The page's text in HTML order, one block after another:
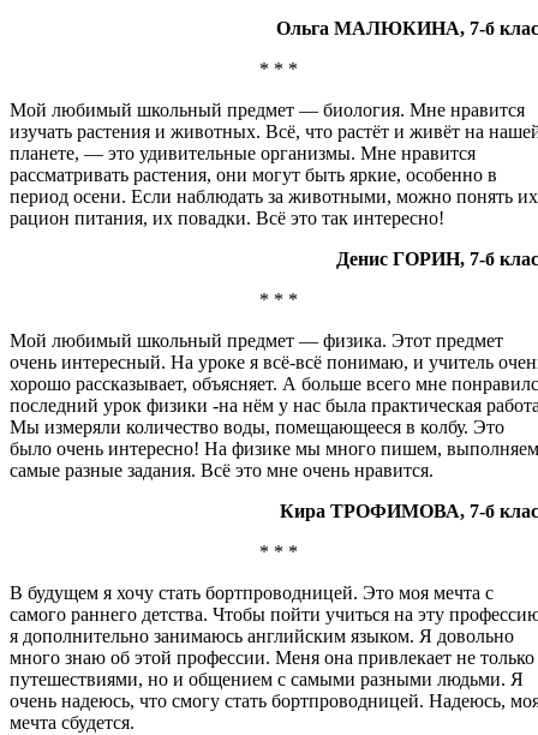
Ольга МАЛЮКИНА, 7-б
* * *
Мой любимый школьный предмет — биология. Мне нравится
изучать растения и животных. Всё, что растёт и живёт на
планете, — это удивительные организмы. Мне нравится
рассматривать растения, они могут быть яркие, особенно в
период осени. Если наблюдать за животными, можно понять их
рацион питания, их повадки. Всё это так интересно!
Денис ГОРИН, 7-б
* * *
Мой любимый школьный предмет — физика. Этот предмет
очень интересный. На уроке я всё-всё понимаю, и учитель
хорошо рассказывает, объясняет. А больше всего мне
последний урок физики -на нём у нас была практическая
Мы измеряли количество воды, помещающееся в колбу. Это
было очень интересно! На физике мы много пишем, выполняем
самые разные задания. Всё это мне очень нравится.
Кира ТРОФИМОВА, 7-б
* * *
В будущем я хочу стать бортпроводницей. Это моя мечта с
самого раннего детства. Чтобы пойти учиться на эту
я дополнительно занимаюсь английским языком. Я довольно
много знаю об этой профессии. Меня она привлекает не только
путешествиями, но и общением с самыми разными людьми. Я
очень надеюсь, что смогу стать бортпроводницей. Надеюсь,
мечта сбудется.